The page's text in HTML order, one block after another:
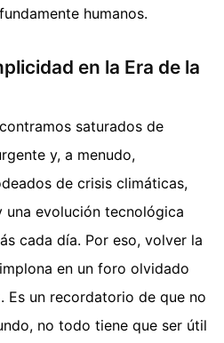
humanos.
en la Era de la
saturados de
y, a menudo,
de crisis climáticas,
evolución tecnológica
cada día. Por eso, volver la
en un foro olvidado
Es un recordatorio de que no
no todo tiene que ser útil